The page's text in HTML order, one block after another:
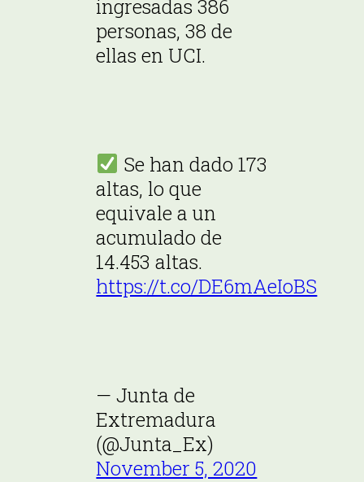
ingresadas 386
personas, 38 de
ellas en UCI.
Se han dado 173
altas, lo que
equivale a un
acumulado de
14.453 altas.
https://t.co/DE6mAeIoBS
— Junta de
Extremadura
(@Junta_Ex)
November 5, 2020